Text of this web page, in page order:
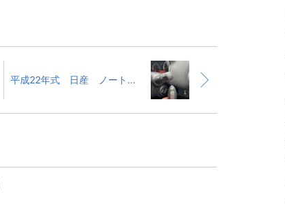
平成22年式 日産 ノート インテリジェントキー紛失による復旧作業 富山の鍵屋